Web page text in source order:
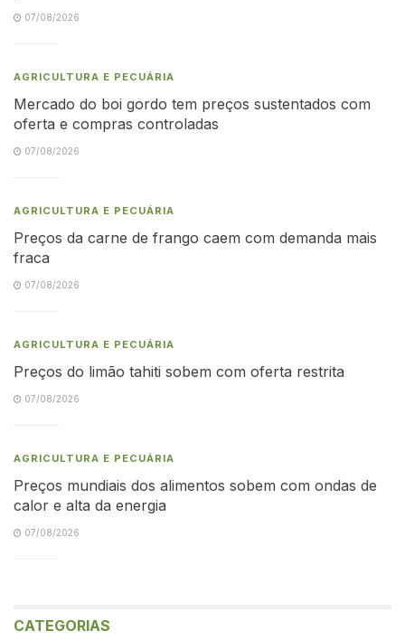
07/08/2026
AGRICULTURA E PECUÁRIA
Mercado do boi gordo tem preços sustentados com
oferta e compras controladas
07/08/2026
AGRICULTURA E PECUÁRIA
Preços da carne de frango caem com demanda mais
fraca
07/08/2026
AGRICULTURA E PECUÁRIA
Preços do limão tahiti sobem com oferta restrita
07/08/2026
AGRICULTURA E PECUÁRIA
Preços mundiais dos alimentos sobem com ondas de
calor e alta da energia
07/08/2026
CATEGORIAS